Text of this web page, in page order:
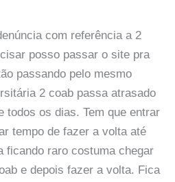
com referência a 2
posso passar o site pra
passando pelo mesmo
2 coab passa atrasado
todos os dias. Tem que entrar
tempo de fazer a volta até
ficando raro costuma chegar
e depois fazer a volta. Fica